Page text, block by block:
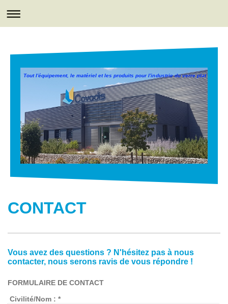
Tout l'équipement, le matériel et les produits pour l'industrie du verre plat
CONTACT
Vous avez des questions ? N'hésitez pas à nous
contacter, nous serons ravis de vous répondre !
FORMULAIRE DE CONTACT
Civilité/Nom : *